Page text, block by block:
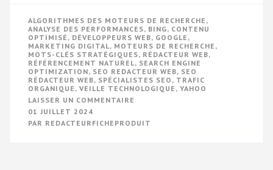
ALGORITHMES DES MOTEURS DE RECHERCHE ,
ANALYSE DES PERFORMANCES, BING, CONTENU
OPTIMISÉ , DÉVELOPPEURS WEB, GOOGLE ,
MARKETING DIGITAL, MOTEURS DE RECHERCHE ,
MOTS-CLÉS STRATÉGIQUES, RÉDACTEUR WEB,
RÉFÉRENCEMENT NATUREL, SEARCH ENGINE
OPTIMIZATION, SEO REDACTEUR WEB, SEO
RÉDACTEUR WEB, SPÉCIALISTES SEO , TRAFIC
ORGANIQUE , VEILLE TECHNOLOGIQUE , YAHOO
LAISSER UN COMMENTAIRE
ULTIME
01 JUILLET 2024
PAR REDACTEURFICHEPRODUIT